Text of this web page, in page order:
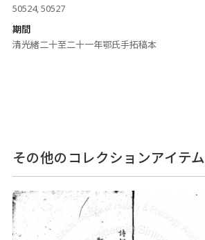
50524, 50527
期間
清光緒二十至二十一年鄂氏手拓稿本
その他のコレクションアイテム